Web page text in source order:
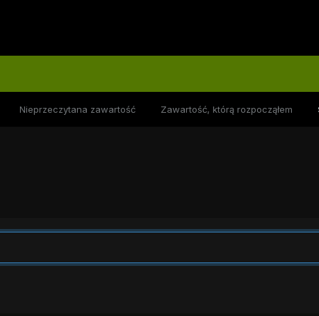
Nieprzeczytana zawartość Zawartość, którą rozpocząłem